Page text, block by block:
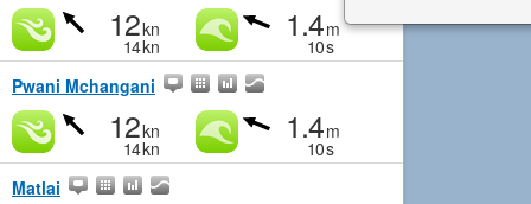
12kn
14kn
1.4m
10s
Pwani Mchangani
12kn
14kn
1.4m
10s
Matlai